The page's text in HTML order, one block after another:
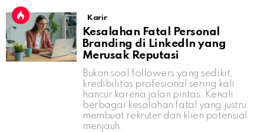
Karir
Kesalahan Fatal Personal
Branding di LinkedIn yang
Merusak Reputasi
Bukan soal followers yang sedikit,
kredibilitas profesional sering kali
hancur karena jalan pintas. Kenali
berbagai kesalahan fatal yang justru
membuat rekruter dan klien potensial
menjauh.